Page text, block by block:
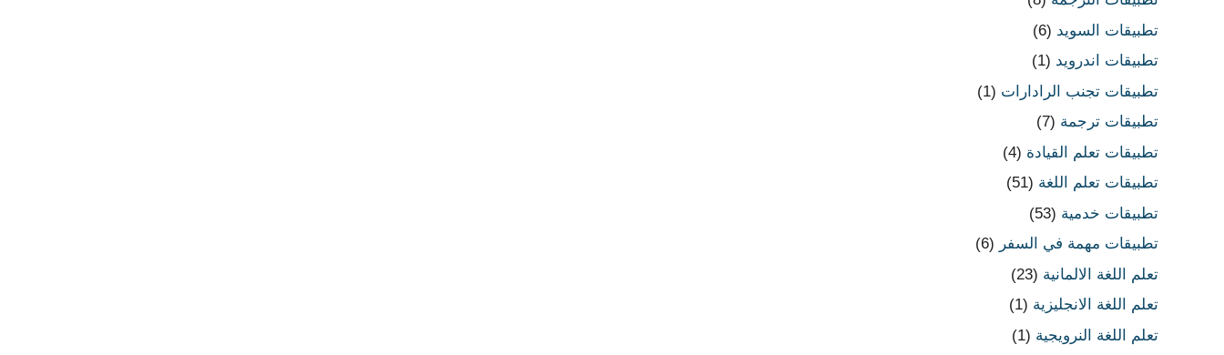
تطبيقات السويد (6)
تطبيقات اندرويد (1)
تطبيقات تجنب الرادارات (1)
تطبيقات ترجمة (7)
تطبيقات تعلم القيادة (4)
تطبيقات تعلم اللغة (51)
تطبيقات خدمية (53)
تطبيقات مهمة في السفر (6)
تعلم اللغة الالمانية (23)
تعلم اللغة الانجليزية (1)
تعلم اللغة النرويجية (1)